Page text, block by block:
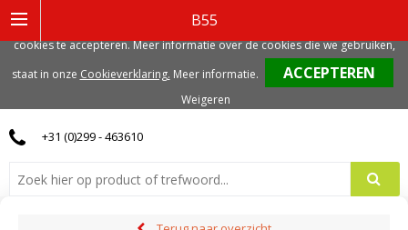
B55
0
+31 (0)299 - 463610
gerelateerde cookies. Voor de beste gebruikerservaring, adviseren we deze
cookies te accepteren. Meer informatie over de cookies die we gebruiken,
staat in onze Cookieverklaring. Meer informatie.
Weigeren